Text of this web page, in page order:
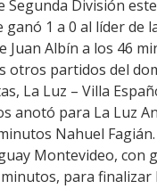
Segunda División
ganó 1 a 0 al líder de
Juan Albín a los 46
otros partidos del
La Luz – Villa
anotó para La Luz
Nahuel Fagián.
Montevideo, con
para finalizar